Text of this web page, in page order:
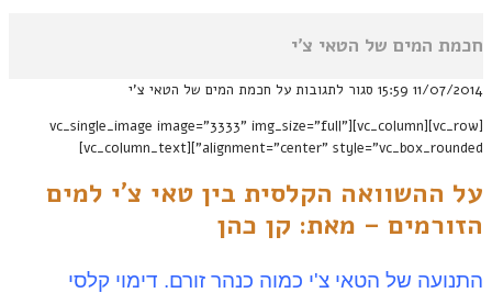
חכמת המים של הטאי צ'י
11/07/2014
15:59 סגור לתגובות על חכמת המים של הטאי צ'י
[vc_row][vc_column][vc_single_image image="3333" img_size="full"
alignment="center" style="vc_box_rounded"][vc_column_text]
על ההשוואה הקלסית בין טאי צ’י למים
הזורמים – מאת: קן כהן
התנועה של הטאי צ'י כמוה כנהר זורם. דימוי קלסי